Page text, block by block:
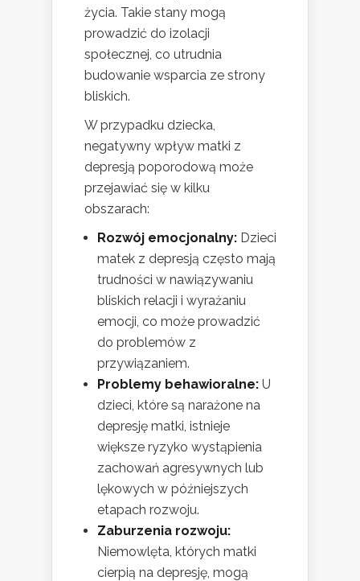
życia. Takie stany mogą
prowadzić do izolacji
społecznej, co utrudnia
budowanie wsparcia ze strony
bliskich.
W przypadku dziecka,
negatywny wpływ matki z
depresją poporodową może
przejawiać się w kilku
obszarach:
Rozwój emocjonalny: Dzieci
matek z depresją często mają
trudności w nawiązywaniu
bliskich relacji i wyrażaniu
emocji, co może prowadzić
do problemów z
przywiązaniem.
Problemy behawioralne: U
dzieci, które są narażone na
depresję matki, istnieje
większe ryzyko wystąpienia
zachowań agresywnych lub
lękowych w późniejszych
etapach rozwoju.
Zaburzenia rozwoju:
Niemowlęta, których matki
cierpią na depresję, mogą